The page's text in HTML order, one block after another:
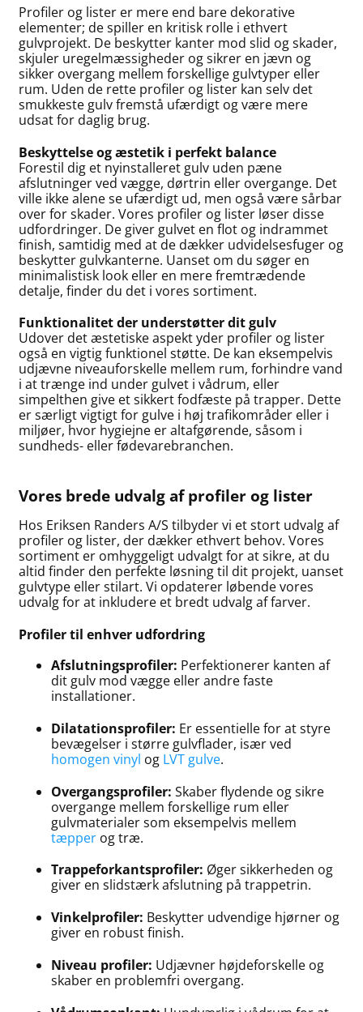
Profiler og lister er mere end bare dekorative
elementer; de spiller en kritisk rolle i ethvert
gulvprojekt. De beskytter kanter mod slid og skader,
skjuler uregelmæssigheder og sikrer en jævn og
sikker overgang mellem forskellige gulvtyper eller
rum. Uden de rette profiler og lister kan selv det
smukkeste gulv fremstå ufærdigt og være mere
udsat for daglig brug.
Beskyttelse og æstetik i perfekt balance
Forestil dig et nyinstalleret gulv uden pæne
afslutninger ved vægge, dørtrin eller overgange. Det
ville ikke alene se ufærdigt ud, men også være sårbar
over for skader. Vores profiler og lister løser disse
udfordringer. De giver gulvet en flot og indrammet
finish, samtidig med at de dækker udvidelsesfuger og
beskytter gulvkanterne. Uanset om du søger en
minimalistisk look eller en mere fremtrædende
detalje, finder du det i vores sortiment.
Funktionalitet der understøtter dit gulv
Udover det æstetiske aspekt yder profiler og lister
også en vigtig funktionel støtte. De kan eksempelvis
udjævne niveauforskelle mellem rum, forhindre vand
i at trænge ind under gulvet i vådrum, eller
simpelthen give et sikkert fodfæste på trapper. Dette
er særligt vigtigt for gulve i høj trafikområder eller i
miljøer, hvor hygiejne er altafgørende, såsom i
sundheds- eller fødevarebranchen.
Vores brede udvalg af profiler og lister
Hos Eriksen Randers A/S tilbyder vi et stort udvalg af
profiler og lister, der dækker ethvert behov. Vores
sortiment er omhyggeligt udvalgt for at sikre, at du
altid finder den perfekte løsning til dit projekt, uanset
gulvtype eller stilart. Vi opdaterer løbende vores
udvalg for at inkludere et bredt udvalg af farver.
Profiler til enhver udfordring
Afslutningsprofiler: Perfektionerer kanten af
dit gulv mod vægge eller andre faste
installationer.
Dilatationsprofiler: Er essentielle for at styre
bevægelser i større gulvflader, især ved
homogen vinyl og LVT gulve.
Overgangsprofiler: Skaber flydende og sikre
overgange mellem forskellige rum eller
gulvmaterialer som eksempelvis mellem
tæpper og træ.
Trappeforkantsprofiler: Øger sikkerheden og
giver en slidstærk afslutning på trappetrin.
Vinkelprofiler: Beskytter udvendige hjørner og
giver en robust finish.
Niveau profiler: Udjævner højdeforskelle og
skaber en problemfri overgang.